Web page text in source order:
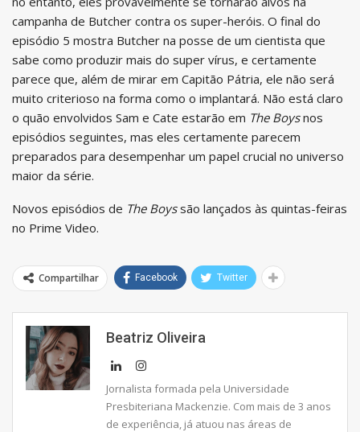
campanha de Butcher contra os super-heróis. O final do
episódio 5 mostra Butcher na posse de um cientista que
sabe como produzir mais do super vírus, e certamente
parece que, além de mirar em Capitão Pátria, ele não será
muito criterioso na forma como o implantará. Não está claro
o quão envolvidos Sam e Cate estarão em The Boysnos
episódios seguintes, mas eles certamente parecem
preparados para desempenhar um papel crucial no universo
maior da série.
Novos episódios de The Boyssão lançados às quintas-feiras
no Prime Video.
Compartilhar Facebook Twitter
Beatriz Oliveira
Jornalista formada pela Universidade
Presbiteriana Mackenzie. Com mais de 3 anos
de experiência, já atuou nas áreas de